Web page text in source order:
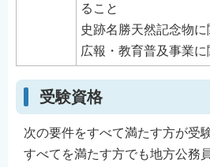
ること
史跡名勝天然記念物に
広報・教育普及事業に
受験資格
次の要件をすべて満たす方が受
すべてを満たす方でも地方公務